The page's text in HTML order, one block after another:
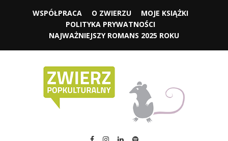
WSPÓŁPRACA O ZWIERZU
MOJE KSIĄŻKI
POLITYKA PRYWATNOŚCI
NAJWAŻNIEJSZY ROMANS 2025 ROKU